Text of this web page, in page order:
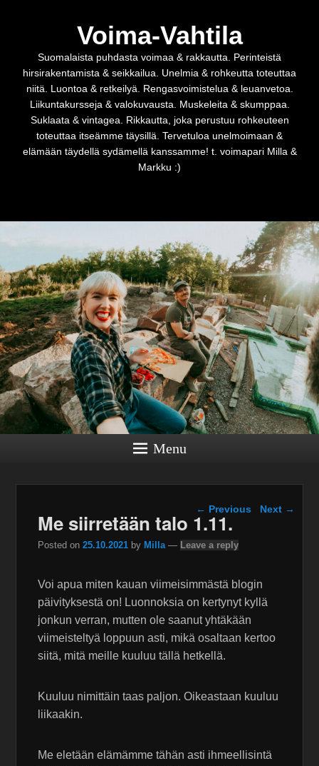
Voima-Vahtila
Suomalaista puhdasta voimaa & rakkautta. Perinteistä
hirsirakentamista & seikkailua. Unelmia & rohkeutta toteuttaa
niitä. Luontoa & retkeilyä. Rengasvoimistelua & leuanvetoa.
Liikuntakursseja & valokuvausta. Muskeleita & skumppaa.
Suklaata & vintagea. Rikkautta, joka perustuu rohkeuteen
toteuttaa itseämme täysillä. Tervetuloa unelmoimaan &
elämään täydellä sydämellä kanssamme! t. voimapari Milla &
Markku :)
Menu
Post navigation
← Previous Next →
Me siirretään talo 1.11.
Posted on25.10.2021 by Milla — Leave a reply
Voi apua miten kauan viimeisimmästä blogin
päivityksestä on! Luonnoksia on kertynyt kyllä
jonkun verran, mutten ole saanut yhtäkään
viimeisteltyä loppuun asti, mikä osaltaan kertoo
siitä, mitä meille kuuluu tällä hetkellä.
Kuuluu nimittäin taas paljon. Oikeastaan kuuluu
liikaakin.
Me eletään elämämme tähän asti ihmeellisintä